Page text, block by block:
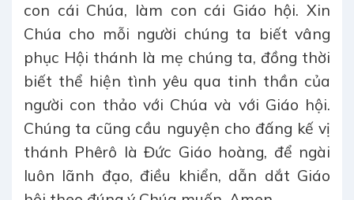
con cái Chúa, làm con cái Giáo hội. Xin
Chúa cho mỗi người chúng ta biết vâng
phục Hội thánh là mẹ chúng ta, đồng thời
biết thể hiện tình yêu qua tinh thần của
người con thảo với Chúa và với Giáo hội.
Chúng ta cũng cầu nguyện cho đấng kế vị
thánh Phêrô là Đức Giáo hoàng, để ngài
luôn lãnh đạo, điều khiển, dẫn dắt Giáo